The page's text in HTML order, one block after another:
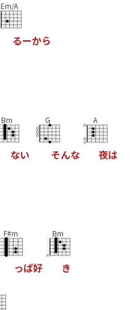
Em/A
るーから
Bm
ない
G
そんな
A
夜は
F#m
っぱ好
Bm
き